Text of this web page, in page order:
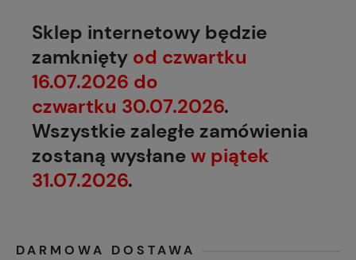
Sklep internetowy będzie
zamknięty od czwartku
16.07.2026 do
czwartku 30.07.2026.
Wszystkie zaległe zamówienia
zostaną wysłanew piątek
31.07.2026.
DARMOWA DOSTAWA